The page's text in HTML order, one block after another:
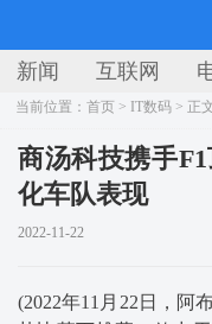
新闻 互联网
当前位置：首页 > IT数码 > 正
商汤科技携手
化车队表现
2022-11-22
(2022年11月22日，阿